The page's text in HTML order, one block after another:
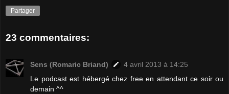
Partager
23 commentaires:
Sens (Romaric Briand)
4 avril 2013 à 14:25
Le podcast est hébergé chez free en attendant ce soir ou
demain ^^